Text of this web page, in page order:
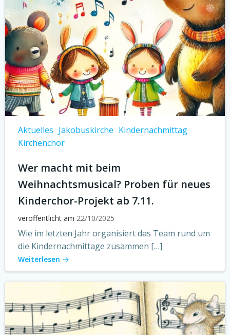
Aktuelles Jakobuskirche Kindernachmittag
Kirchenchor
Wer macht mit beim
Weihnachtsmusical? Proben für neues
Kinderchor-Projekt ab 7.11.
veröffentlicht am 22/10/2025
Wie im letzten Jahr organisiert das Team rund um
die Kindernachmittage zusammen […]
Weiterlesen